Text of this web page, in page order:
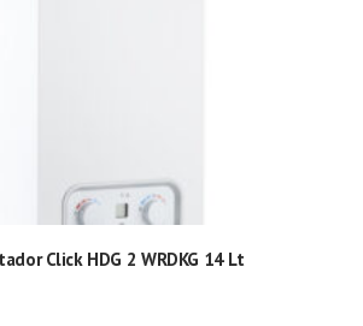
Click HDG 2 WRDKG 14 Lt